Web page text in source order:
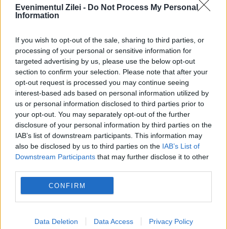
Evenimentul Zilei - Do Not Process My Personal
Information
If you wish to opt-out of the sale, sharing to third parties, or
processing of your personal or sensitive information for
targeted advertising by us, please use the below opt-out
section to confirm your selection. Please note that after your
opt-out request is processed you may continue seeing
interest-based ads based on personal information utilized by
us or personal information disclosed to third parties prior to
your opt-out. You may separately opt-out of the further
disclosure of your personal information by third parties on the
IAB’s list of downstream participants. This information may
also be disclosed by us to third parties on the IAB’s List of
Downstream Participants that may further disclose it to other
CONFIRM
Data Deletion Data Access Privacy Policy
EVZ, premiat de Marea Lojă Națională
19 IUNIE 2015
135 de ani de la fondarea Marii Loji
Naționale din România au fost marcaţi
printr-o festivitate organizată, ieri, la Palatul
Parlamentului. La eveniment au participat
vicepremierul Gabriel Oprea, şeful
Cancelariei...